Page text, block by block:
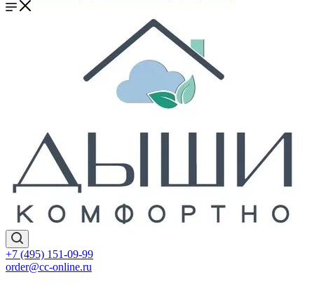
+7 (495) 151-09-99
order@cc-online.ru